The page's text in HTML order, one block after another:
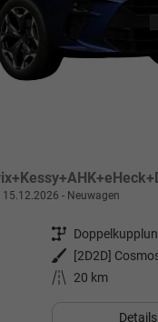
15.12.2026 Neuwagen
Getriebe
Außenfarbe
Kilometerstand 20 km
Details